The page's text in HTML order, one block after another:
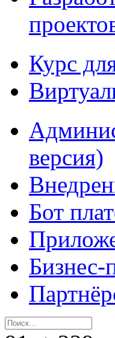
Курс
версия)
Бот
Бизнес-